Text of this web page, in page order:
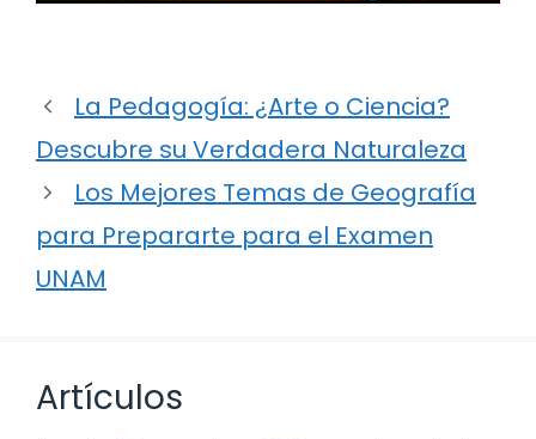
La Pedagogía: ¿Arte o Ciencia?
Descubre su Verdadera Naturaleza
Los Mejores Temas de Geografía
para Prepararte para el Examen
UNAM
Artículos